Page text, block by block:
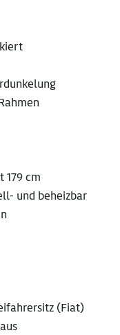
179 cm
und beheizbar
(Fiat)